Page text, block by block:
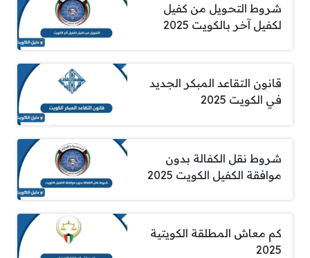
شروط التحويل من كفيل
لكفيل آخر بالكويت 2025
قانون التقاعد المبكر الجديد
في الكويت 2025
شروط نقل الكفالة بدون
موافقة الكفيل الكويت 2025
كم معاش المطلقة الكويتية
2025